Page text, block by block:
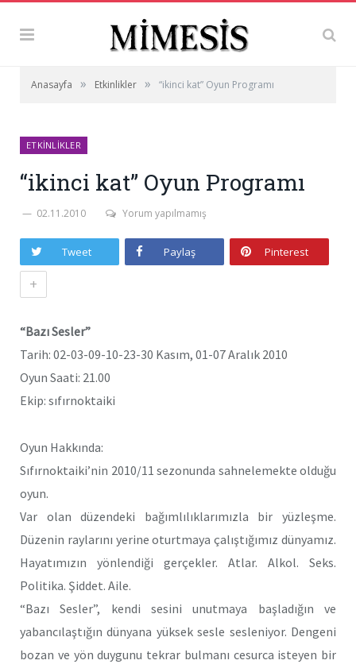
Anasayfa » Etkinlikler » “ikinci kat” Oyun Programı
ETKINLIKLER
“ikinci kat” Oyun Programı
02.11.2010 Yorum yapılmamış
Tweet Paylaş Pinterest
+
“Bazı Sesler”
Tarih: 02-03-09-10-23-30 Kasım, 01-07 Aralık 2010
Oyun Saati: 21.00
Ekip: sıfırnoktaiki
Oyun Hakkında:
Sıfırnoktaiki’nin 2010/11 sezonunda sahnelemekte olduğu
oyun.
Var olan düzendeki bağımlılıklarımızla bir yüzleşme.
Düzenin raylarını yerine oturtmaya çalıştığımız dünyamız.
Hayatımızın yönlendiği gerçekler. Atlar. Alkol. Seks.
Politika. Şiddet. Aile.
“Bazı Sesler”, kendi sesini unutmaya başladığın ve
yabancılaştığın dünyana yüksek sesle sesleniyor. Dengeni
bozan ve yön duygunu tekrar bulmanı cesurca isteyen bir